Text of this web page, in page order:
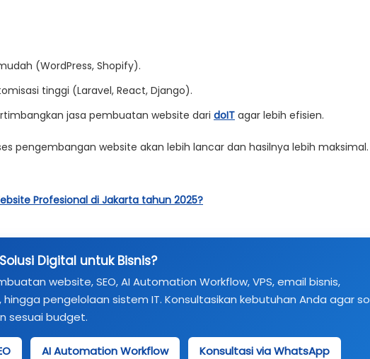
(WordPress, Shopify).
tinggi (Laravel, React, Django).
jasa pembuatan website dari doIT agar lebih efisien.
pengembangan website akan lebih lancar dan hasilnya lebih maksimal.
Profesional di Jakarta tahun 2025?
Digital untuk Bisnis?
website, SEO, AI Automation Workflow, VPS, email bisnis,
pengelolaan sistem IT. Konsultasikan kebutuhan Anda agar
sesuai budget.
AI Automation Workflow Konsultasi via WhatsApp